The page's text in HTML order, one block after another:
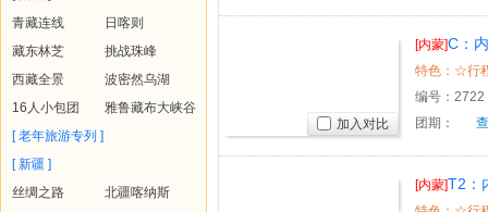
青藏连线
日喀则
藏东林芝
挑战珠峰
西藏全景
波密然乌湖
16人小包团
雅鲁藏布大峡谷
[ 老年旅游专列 ]
[ 新疆 ]
丝绸之路
北疆喀纳斯
[内蒙]C：
卧5日
编号： 2722
团期：
加入对比
[内蒙]T2：